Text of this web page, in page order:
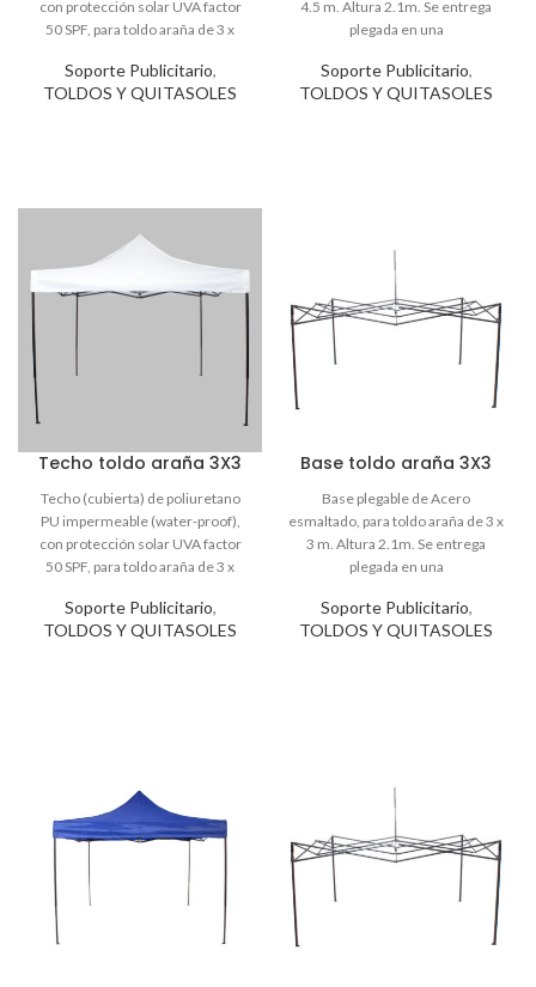
Soporte Publicitario,
TOLDOS Y QUITASOLES
Soporte Publicitario,
TOLDOS Y QUITASOLES
Techo toldo araña 3X3
Soporte Publicitario,
TOLDOS Y QUITASOLES
Base toldo araña 3X3
Soporte Publicitario,
TOLDOS Y QUITASOLES